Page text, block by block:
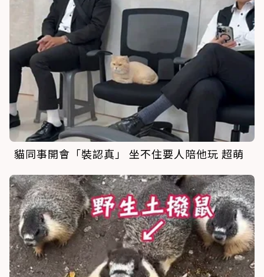
貓同事開會「裝認真」 坐不住要人陪他玩 超萌